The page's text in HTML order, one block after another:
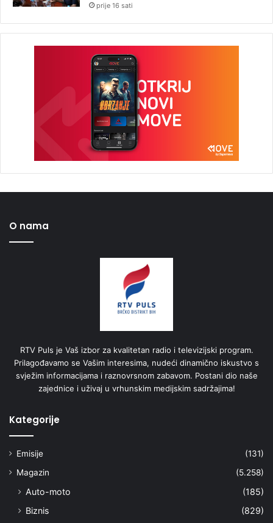
prije 16 sati
O nama
RTV Puls je Vaš izbor za kvalitetan radio i televizijski program.
Prilagođavamo se Vašim interesima, nudeći dinamično iskustvo s
svježim informacijama i raznovrsnom zabavom. Postani dio naše
zajednice i uživaj u vrhunskim medijskim sadržajima!
Kategorije
Emisije
(131)
Magazin
(5.258)
Auto-moto
(185)
Biznis
(829)